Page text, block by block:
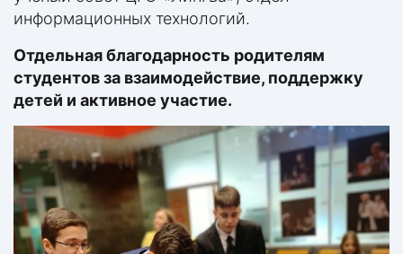
информационных технологий.
Отдельная благодарность родителям
студентов за взаимодействие, поддержку
детей и активное участие.